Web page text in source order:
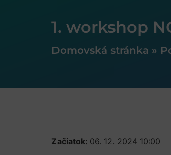
1. workshop
Domovská stránka »
Začiatok: 06. 12. 2024 10:00